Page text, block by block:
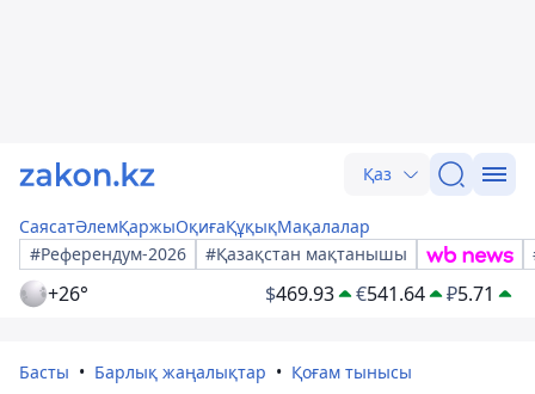
Қаз
СаясатӘлемҚаржыОқиғаҚұқықМақалалар
#Референдум-2026
#Қазақстан мақтанышы
+26° $469.93 €541.64 ₽5.71
Басты Барлық жаңалықтар Қоғам тынысы